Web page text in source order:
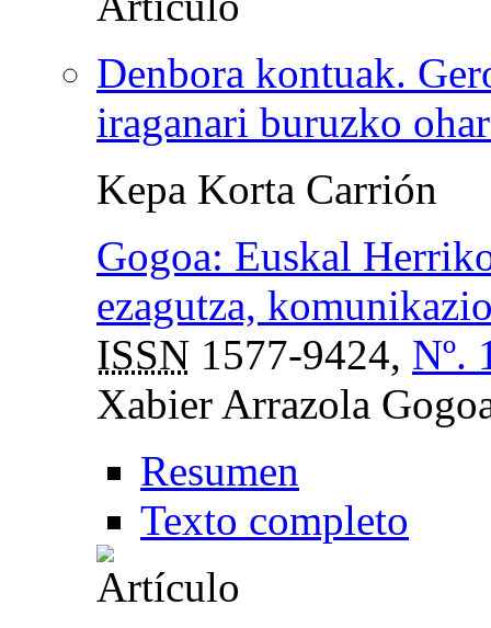
Denbora kontuak.
iraganari buruzko
Kepa Korta Carrión
Gogoa: Euskal
ezagutza,
ISSN 1577-9424, Nº.
Xabier Arrazola
Resumen
Texto completo